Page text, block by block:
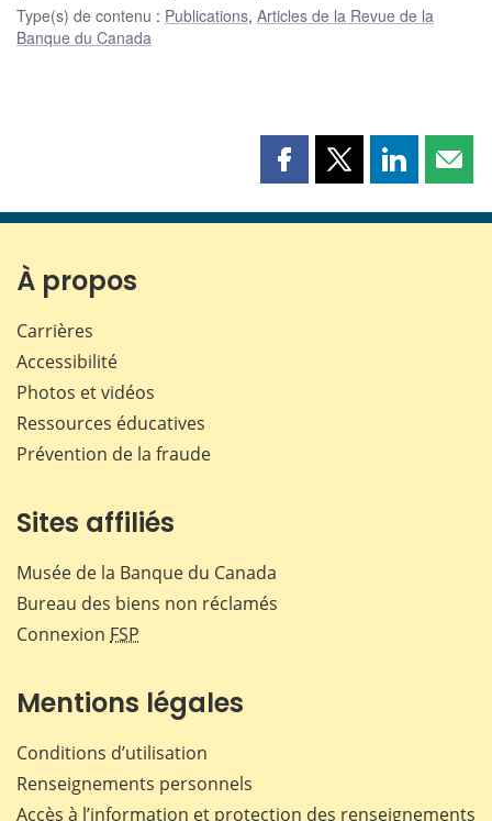
Type(s) de contenu : Publications, Articles de la Revue de la
Banque du Canada
Partager
page
Partager
page
Partager
page page
À propos
Carrières
Accessibilité
Photos et vidéos
Ressources éducatives
Prévention de la fraude
Sites affiliés
Musée de la Banque du Canada
Bureau des biens non réclamés
Connexion FSP
Mentions légales
Conditions d’utilisation
Renseignements personnels
Accès à l’information et protection des renseignements